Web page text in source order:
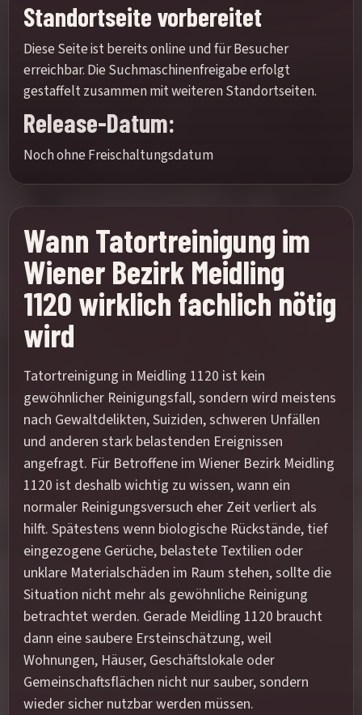
Standortseite vorbereitet
Diese Seite ist bereits online und für Besucher
erreichbar. Die Suchmaschinenfreigabe erfolgt
gestaffelt zusammen mit weiteren Standortseiten.
Release-Datum:
Noch ohne Freischaltungsdatum
Wann Tatortreinigung im
Wiener Bezirk Meidling
1120 wirklich fachlich nötig
wird
Tatortreinigung in Meidling 1120 ist kein
gewöhnlicher Reinigungsfall, sondern wird meistens
nach Gewaltdelikten, Suiziden, schweren Unfällen
und anderen stark belastenden Ereignissen
angefragt. Für Betroffene im Wiener Bezirk Meidling
1120 ist deshalb wichtig zu wissen, wann ein
normaler Reinigungsversuch eher Zeit verliert als
hilft. Spätestens wenn biologische Rückstände, tief
eingezogene Gerüche, belastete Textilien oder
unklare Materialschäden im Raum stehen, sollte die
Situation nicht mehr als gewöhnliche Reinigung
betrachtet werden. Gerade Meidling 1120 braucht
dann eine saubere Ersteinschätzung, weil
Wohnungen, Häuser, Geschäftslokale oder
Gemeinschaftsflächen nicht nur sauber, sondern
wieder sicher nutzbar werden müssen.